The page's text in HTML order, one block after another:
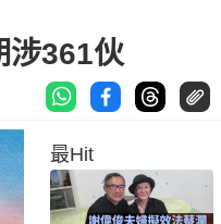
涉361伙
最Hit